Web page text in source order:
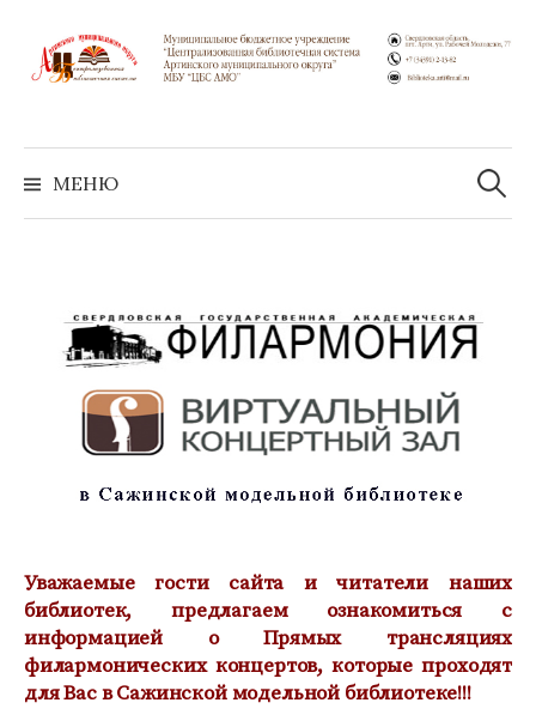
содержимому
МЕНЮ
Найти:
Уважаемые гости сайта и читатели наших
библиотек, предлагаем ознакомиться с
информацией о Прямых трансляциях
филармонических концертов, которые проходят
для Вас в Сажинской модельной библиотеке!!!